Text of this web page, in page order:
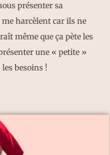
présenter sa
harcèlent car ils ne
même que ça pète les
une « petite »
besoins !